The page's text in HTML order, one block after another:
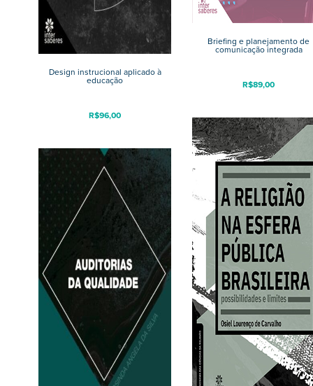
Briefing e planejamento de
comunicação integrada
R$89,00
Design instrucional aplicado à
educação
R$96,00